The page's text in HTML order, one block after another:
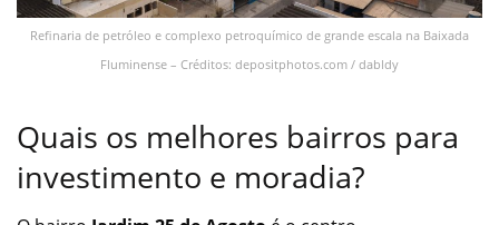
Refinaria de petróleo e complexo petroquímico de grande escala na Baixada
Fluminense – Créditos: depositphotos.com / dabldy
Quais os melhores bairros para
investimento e moradia?